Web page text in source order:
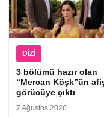
DIZI
3 bölümü hazır olan
“Mercan Köşk”ün
görücüye çıktı
7 Ağustos 2026